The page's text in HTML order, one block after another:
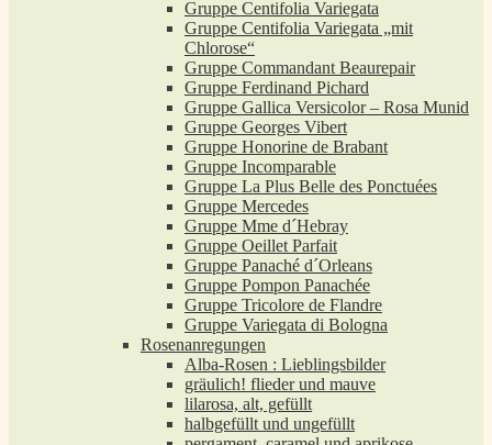
Gruppe Centifolia Variegata
Gruppe Centifolia Variegata „mit
Chlorose“
Gruppe Commandant Beaurepair
Gruppe Ferdinand Pichard
Gruppe Gallica Versicolor – Rosa Munid
Gruppe Georges Vibert
Gruppe Honorine de Brabant
Gruppe Incomparable
Gruppe La Plus Belle des Ponctuées
Gruppe Mercedes
Gruppe Mme d´Hebray
Gruppe Oeillet Parfait
Gruppe Panaché d´Orleans
Gruppe Pompon Panachée
Gruppe Tricolore de Flandre
Gruppe Variegata di Bologna
Rosenanregungen
Alba-Rosen : Lieblingsbilder
gräulich! flieder und mauve
lilarosa, alt, gefüllt
halbgefüllt und ungefüllt